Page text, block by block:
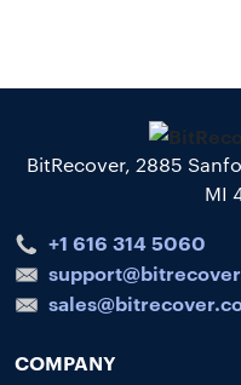
BitRecover, 2885
MI
+1 616 314 5060
COMPANY